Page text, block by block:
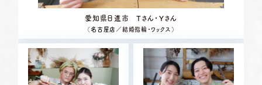
愛知県日進市 Tさん・Ｙさん
（ 名古屋店 ／結婚指輪・ワックス）